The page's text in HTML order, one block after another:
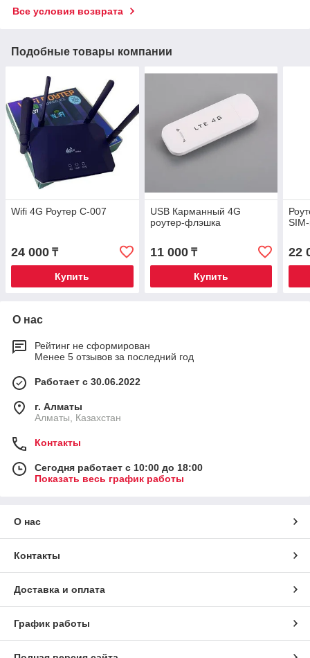
Все условия возврата
Подобные товары компании
Wifi 4G Роутер C-007
24 000 ₸
Купить
USB Карманный 4G
роутер-флэшка
11 000₸
Купить
22
О нас
Рейтинг не сформирован
Менее 5 отзывов за последний год
Работает с 30.06.2022
г. Алматы
Алматы, Казахстан
Контакты
Сегодня работает с 10:00 до 18:00
Показать весь график работы
О нас
Контакты
Доставка и оплата
График работы